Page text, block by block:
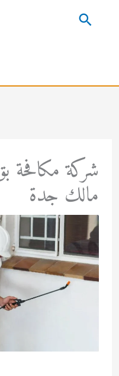
البحث
شركة مكافحة
مالك جدة